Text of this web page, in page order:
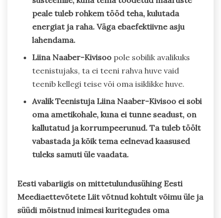
peale tuleb rohkem tööd teha, kulutada
energiat ja raha. Väga ebaefektiivne asju
lahendama.
Liina Naaber-Kivisoo pole sobilik avalikuks
teenistujaks, ta ei teeni rahva huve vaid
teenib kellegi teise või oma isiklikke huve.
Avalik Teenistuja Liina Naaber-Kivisoo ei sobi
oma ametikohale, kuna ei tunne seadust, on
kallutatud ja korrumpeerunud. Ta tuleb töölt
vabastada ja kõik tema eelnevad kaasused
tuleks samuti üle vaadata.
Eesti vabariigis on mittetulundusühing Eesti
Meediaettevõtete Liit võtnud kohtult võimu üle ja
süüdi mõistnud inimesi kuritegudes oma